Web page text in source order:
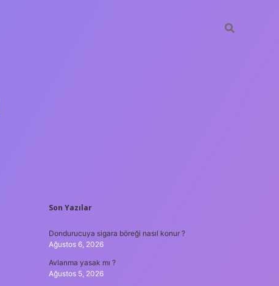
SIDEBAR
Son Yazılar
Dondurucuya sigara böreği nasıl konur ?
Ağustos 6, 2026
Avlanma yasak mı ?
Ağustos 5, 2026